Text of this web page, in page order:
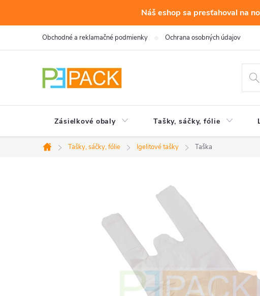
Náš eshop sa presťahoval na
Obchodné a reklamačné podmienky Ochrana osobných údajov
Zásielkové obaly Tašky, sáčky, fólie
Domov
Tašky, sáčky, fólie Igelitové tašky Taška